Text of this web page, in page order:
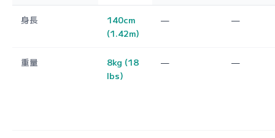
身長
140cm
(1.42m)
— —
重量
8kg (18
lbs)
— —